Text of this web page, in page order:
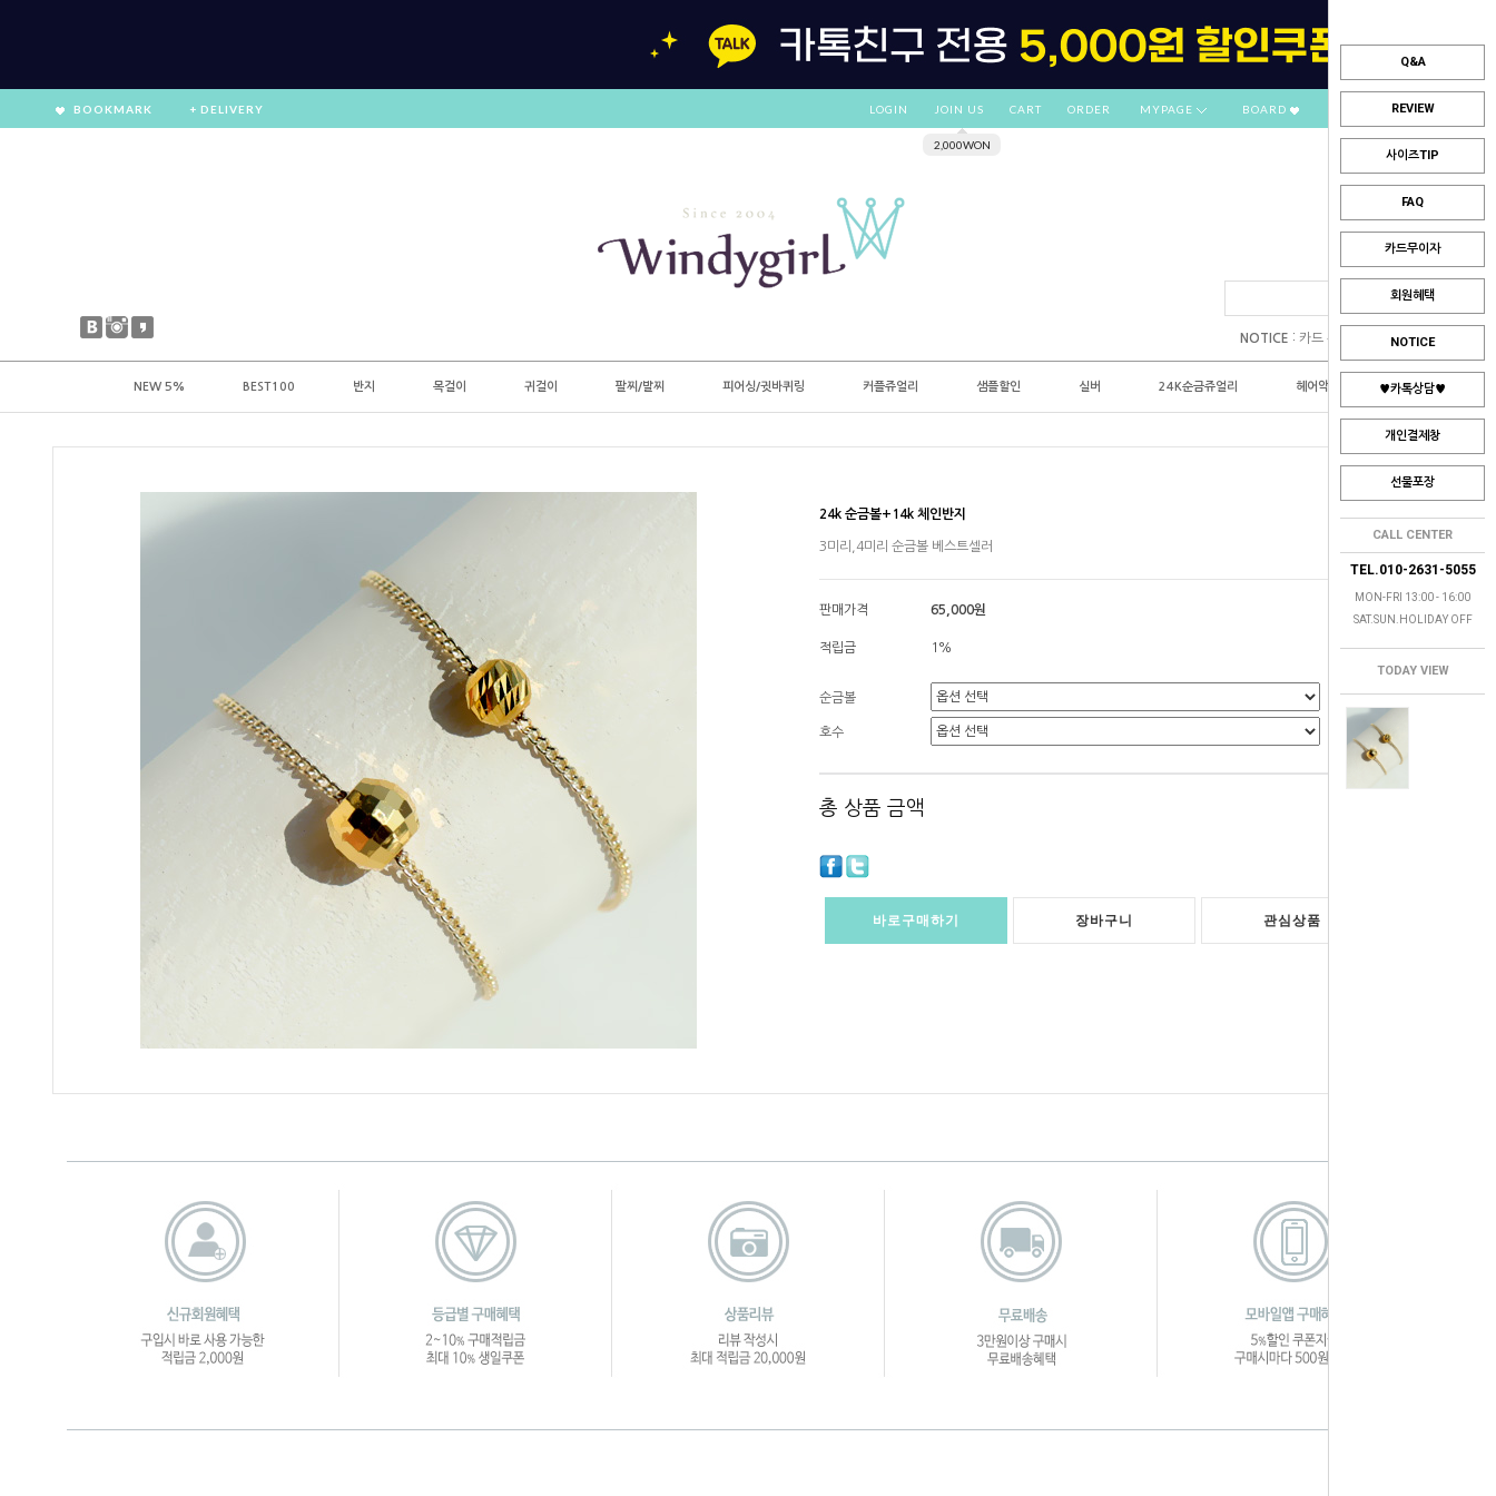
Q&A
REVIEW
사이즈TIP
FAQ
카드무이자
회원혜택
NOTICE
♥카톡상담♥
개인결제창
선물포장
CALL CENTER
TEL.010-2631-5055
MON-FRI 13:00 - 16:00
SAT.SUN.HOLIDAY OFF
TODAY VIEW
BOOKMARK + DELIVERY LOGIN JOIN US
2,000WON
CART ORDER MYPAGE BOARD
NOTICE : 카드 부분무이자 안내
NEW 5% BEST100 반지 목걸이 귀걸이 팔찌/발찌 피어싱/귓바퀴링 커플쥬얼리 샘플할인 실버 24K순금쥬얼리 헤어악세사리
24k 순금볼+14k 체인반지
3미리,4미리 순금볼 베스트셀러
판매가격 65,000원
적립금 1%
순금볼
호수
총 상품 금액
바로구매하기 장바구니 관심상품